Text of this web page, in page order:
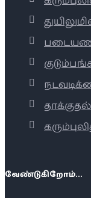
வேண்டுகிறோம்...